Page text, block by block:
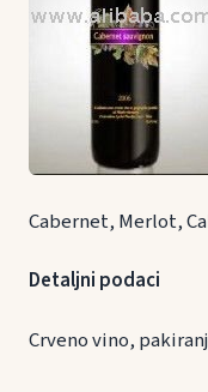
Cabernet, Merlot,
Detaljni podaci
Crveno vino,